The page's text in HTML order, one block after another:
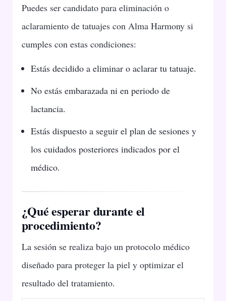
Puedes ser candidato para eliminación o
aclaramiento de tatuajes con Alma Harmony si
cumples con estas condiciones:
Estás decidido a eliminar o aclarar tu tatuaje.
No estás embarazada ni en periodo de
lactancia.
Estás dispuesto a seguir el plan de sesiones y
los cuidados posteriores indicados por el
médico.
¿Qué esperar durante el
procedimiento?
La sesión se realiza bajo un protocolo médico
diseñado para proteger la piel y optimizar el
resultado del tratamiento.